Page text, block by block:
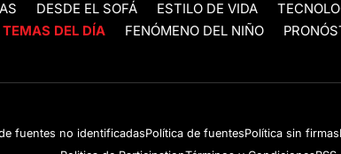
DESDE EL SOFÁ ESTILO DE VIDA
TEMAS DEL DÍA
FENÓMENO DEL NIÑO
fuentes no identificadasPolítica de fuentesPolítica sin firmas